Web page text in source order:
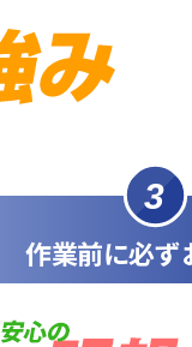
3
作業前に必ず